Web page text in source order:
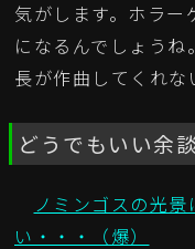
気がします。ホラー
になるんでしょう
長が作曲してくれな
どうでもいい余談
ノミンゴスの光
い・・・（爆）